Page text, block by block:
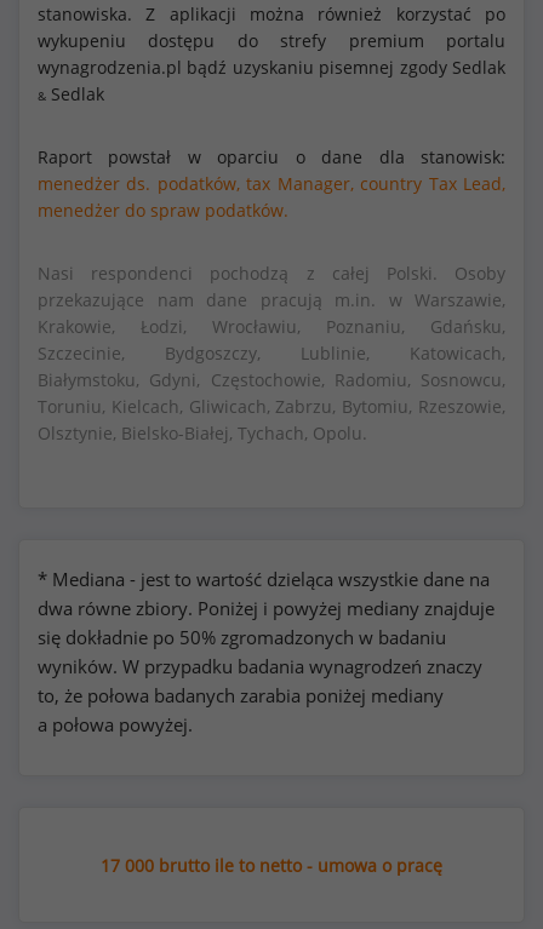
stanowiska. Z aplikacji można również korzystać po
wykupeniu dostępu do strefy premium portalu
wynagrodzenia.pl bądź uzyskaniu pisemnej zgody Sedlak
& Sedlak
Raport powstał w oparciu o dane dla stanowisk:
menedżer ds. podatków, tax Manager, country Tax Lead,
menedżer do spraw podatków.
Nasi respondenci pochodzą z całej Polski. Osoby
przekazujące nam dane pracują m.in. w Warszawie,
Krakowie, Łodzi, Wrocławiu, Poznaniu, Gdańsku,
Szczecinie, Bydgoszczy, Lublinie, Katowicach,
Białymstoku, Gdyni, Częstochowie, Radomiu, Sosnowcu,
Toruniu, Kielcach, Gliwicach, Zabrzu, Bytomiu, Rzeszowie,
Olsztynie, Bielsko-Białej, Tychach, Opolu.
* Mediana - jest to wartość dzieląca wszystkie dane na
dwa równe zbiory. Poniżej i powyżej mediany znajduje
się dokładnie po 50% zgromadzonych w badaniu
wyników. W przypadku badania wynagrodzeń znaczy
to, że połowa badanych zarabia poniżej mediany
a połowa powyżej.
17 000 brutto ile to netto - umowa o pracę